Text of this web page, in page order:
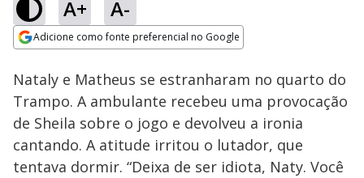
A+ A-
Adicione como fonte preferencial no Google
Ativar
Loaded
29.80%
Nataly e Matheus se estranharam no quarto do
Trampo. A ambulante recebeu uma provocação
de Sheila sobre o jogo e devolveu a ironia
cantando. A atitude irritou o lutador, que
tentava dormir. “Deixa de ser idiota, Naty. Você